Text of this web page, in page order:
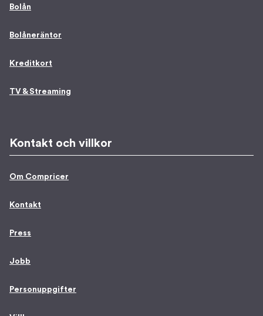
Bolån
Bolåneräntor
Kreditkort
TV & Streaming
Kontakt och villkor
Om Compricer
Kontakt
Press
Jobb
Personuppgifter